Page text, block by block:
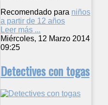
Recomendado para niños
a partir de 12 años
Leer más ...
Miércoles, 12 Marzo 2014
09:25
Detectives con togas